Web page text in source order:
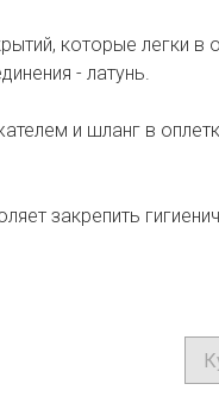
которые легки в
- латунь.
и шланг в
закрепить